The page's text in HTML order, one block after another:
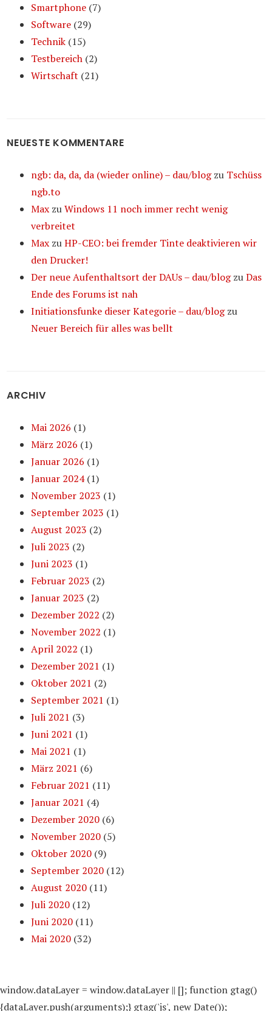
Smartphone (7)
Software (29)
Technik (15)
Testbereich (2)
Wirtschaft (21)
NEUESTE KOMMENTARE
ngb: da, da, da (wieder online) – dau/blogzu Tschüss
ngb.to
Max zuWindows 11 noch immer recht wenig
verbreitet
Max zuHP-CEO: bei fremder Tinte deaktivieren wir
den Drucker!
Der neue Aufenthaltsort der DAUs – dau/blogzuDas
Ende des Forums ist nah
Initiationsfunke dieser Kategorie – dau/blogzu
Neuer Bereich für alles was bellt
ARCHIV
Mai 2026 (1)
März 2026 (1)
Januar 2026 (1)
Januar 2024(1)
November 2023 (1)
September 2023 (1)
August 2023 (2)
Juli 2023 (2)
Juni 2023 (1)
Februar 2023 (2)
Januar 2023 (2)
Dezember 2022 (2)
November 2022 (1)
April 2022 (1)
Dezember 2021 (1)
Oktober 2021 (2)
September 2021 (1)
Juli 2021 (3)
Juni 2021 (1)
Mai 2021 (1)
März 2021 (6)
Februar 2021 (11)
Januar 2021 (4)
Dezember 2020 (6)
November 2020 (5)
Oktober 2020 (9)
September 2020 (12)
August 2020 (11)
Juli 2020 (12)
Juni 2020 (11)
Mai 2020 (32)
window.dataLayer = window.dataLayer || []; function gtag()
{dataLayer.push(arguments);} gtag('js', new Date());